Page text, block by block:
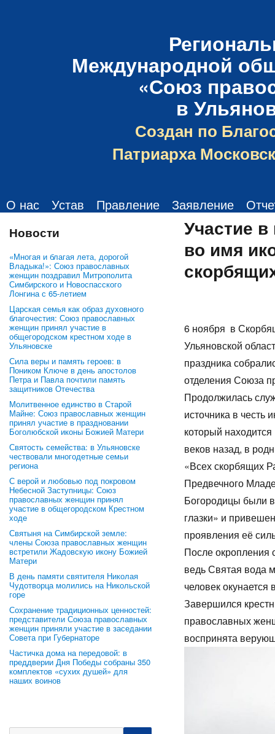
Международной
«Союз
в
Создан по
Патриарха
О нас Устав Правление Заявление
Новости
«Многая и благая лета, дорогой
Владыка!»: Союз православных
женщин поздравил Митрополита
Симбирского и Новоспасского
Лонгина с 65-летием
Царская семья как образ духовного
благочестия: Союз православных
женщин принял участие в
общегородском крестном ходе в
Ульяновске
Сила веры и память героев: в
Поником Ключе в день апостолов
Петра и Павла почтили память
защитников Отечества
Молитвенное единство в Старой
Майне: Союз православных женщин
принял участие в праздновании
Боголюбской иконы Божией Матери
Святость семейства: в Ульяновске
чествовали многодетные семьи
региона
С верой и любовью под покровом
Небесной Заступницы: Союз
православных женщин принял
участие в общегородском Крестном
ходе
Святыня на Симбирской земле:
члены Союза православных женщин
встретили Жадовскую икону Божией
Матери
В день памяти святителя Николая
Чудотворца молились на Никольской
горе
Сохранение традиционных ценностей:
представители Союза православных
женщин приняли участие в заседании
Совета при Губернаторе
Частичка дома на передовой: в
преддверии Дня Победы собраны 350
комплектов «сухих душей» для
наших воинов
Участие
во имя
6 ноября в
Ульяновской
праздника
отделения Союза
Продолжилась
источника в
который
веков назад, в
«Всех скорбящих
Предвечного
Богородицы были
глазки» и
проявления
После окропления
ведь Святая вода
человек
Завершился
православных
воспринята